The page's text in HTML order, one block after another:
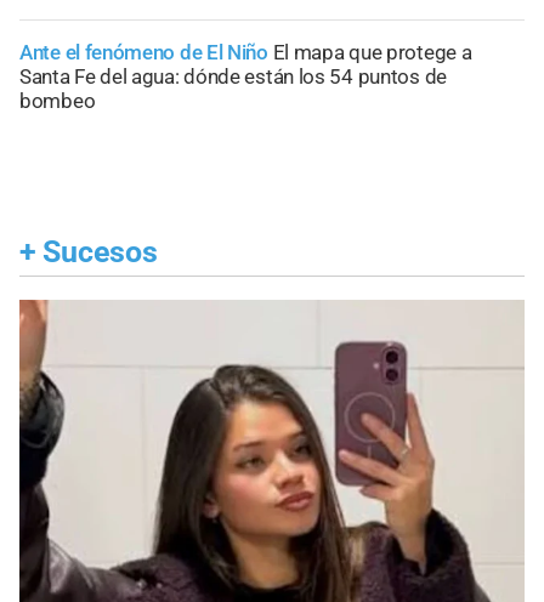
Ante el fenómeno de El Niño El mapa que protege a
Santa Fe del agua: dónde están los 54 puntos de
bombeo
+ Sucesos